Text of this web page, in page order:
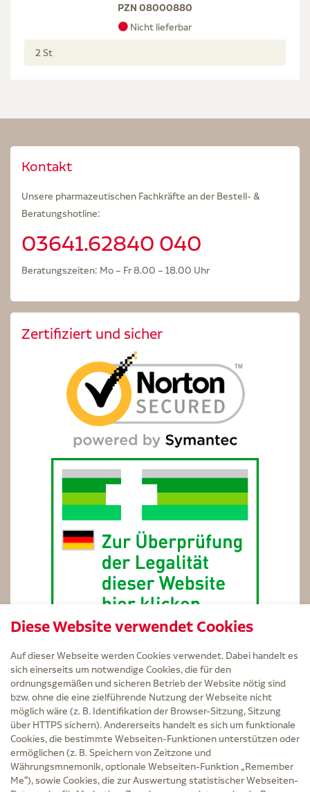
PZN 08000880
Nicht lieferbar
2 St
Kontakt
Unsere pharmazeutischen Fachkräfte an der Bestell- &
Beratungshotline:
03641.62840 040
Beratungszeiten: Mo – Fr 8.00 – 18.00 Uhr
Zertifiziert und sicher
Service
Versand und Lieferzeit
Kontakt
FAQ
AGB
Cookie-Einstellungen
Datenschutz
Diese Website verwendet Cookies
Auf dieser Webseite werden Cookies verwendet. Dabei handelt es
sich einerseits um notwendige Cookies, die für den
ordnungsgemäßen und sicheren Betrieb der Website nötig sind
bzw. ohne die eine zielführende Nutzung der Webseite nicht
möglich wäre (z. B. Identifikation der Browser-Sitzung, Sitzung
über HTTPS sichern). Andererseits handelt es sich um funktionale
Cookies, die bestimmte Webseiten-Funktionen unterstützen oder
ermöglichen (z. B. Speichern von Zeitzone und
Währungsmnemonik, optionale Webseiten-Funktion „Remember
Me“), sowie Cookies, die zur Auswertung statistischer Webseiten-